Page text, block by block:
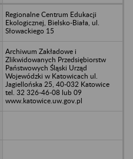
Regionalne Centrum Edukacji
Ekologicznej, Bielsko-Biała, ul.
Słowackiego 15
Archiwum Zakładowe i
Zlikwidowanych Przedsiębiorstw
Państwowych Śląski Urząd
Wojewódzki w Katowicach ul.
Jagiellońska 25, 40-032 Katowice
tel. 32 326-46-08 lub 09
www.katowice.uw.gov.pl